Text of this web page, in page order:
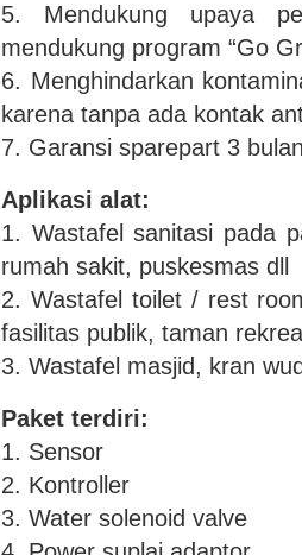
5. Mendukung upaya
mendukung program “Go
6. Menghindarkan
karena tanpa ada kontak
7. Garansi sparepart 3
Aplikasi alat:
1. Wastafel sanitasi pada
rumah sakit, puskesmas dll
2. Wastafel toilet / rest
fasilitas publik, taman
3. Wastafel masjid, kran
Paket terdiri:
1. Sensor
2. Kontroller
3. Water solenoid valve